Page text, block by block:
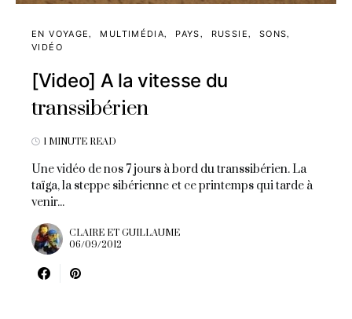
EN VOYAGE MULTIMÉDIA PAYS RUSSIE
SONS
VIDÉO
[Video] A la vitesse du
transsibérien
1 MINUTE READ
Une vidéo de nos 7 jours à bord du transsibérien. La
taïga, la steppe sibérienne et ce printemps qui tarde à
venir...
CLAIRE ET GUILLAUME
06/09/2012